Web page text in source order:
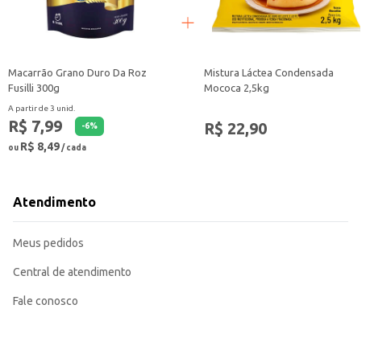
Macarrão Grano Duro Da Roz
Fusilli 300g
A partir de 3 unid.
R$ 7,99 -6%
ou R$ 8,49/ cada
Mistura Láctea Condensada
Mococa 2,5kg
R$ 22,90
Atendimento
Meus pedidos
Central de atendimento
Fale conosco